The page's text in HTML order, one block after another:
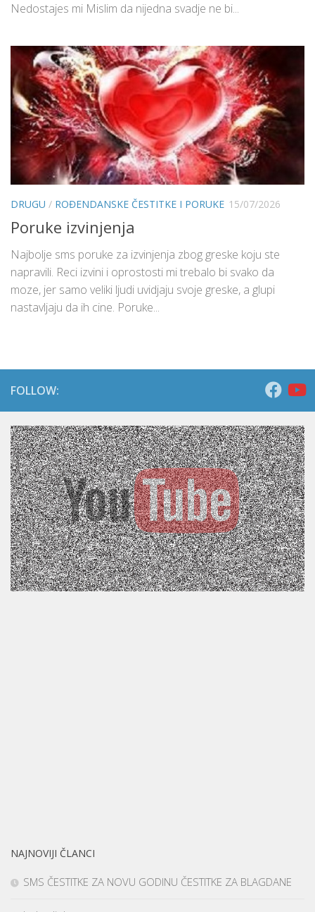
Nedostajes mi Mislim da nijedna svadje ne bi...
DRUGU / ROĐENDANSKE ČESTITKE I PORUKE 15/07/2026
Poruke izvinjenja
Najbolje sms poruke za izvinjenja zbog greske koju ste
napravili. Reci izvini i oprostosti mi trebalo bi svako da
moze, jer samo veliki ljudi uvidjaju svoje greske, a glupi
nastavljaju da ih cine. Poruke...
FOLLOW:
NAJNOVIJI ČLANCI
SMS ČESTITKE ZA NOVU GODINU ČESTITKE ZA BLAGDANE